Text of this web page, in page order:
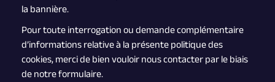
la bannière.
Pour toute interrogation ou demande complémentaire
d’informations relative à la présente politique des
cookies, merci de bien vouloir nous contacter par le biais
de notre formulaire.